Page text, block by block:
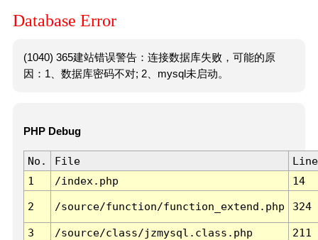
Database Error
(1040) 365建站错误警告：连接数据库失败，可能的原
因：1、数据库密码不对; 2、mysql未启动。
PHP Debug
No. File
Line
1
/index.php 14
2 /source/function/function_extend.php 324
3 /source/class/jzmysql.class.php
211